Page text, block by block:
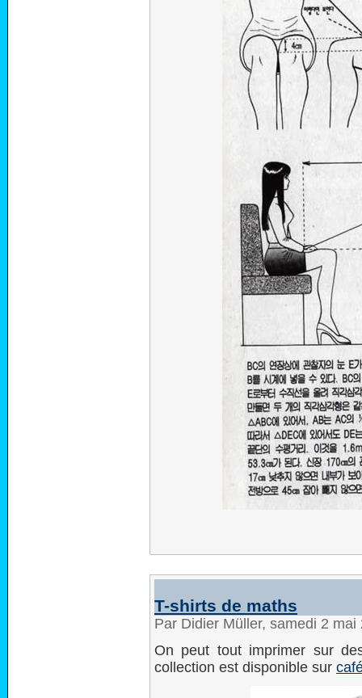
T-shirts de maths
Par Didier Müller, samedi 2
On peut tout imprimer sur
collection est disponible sur